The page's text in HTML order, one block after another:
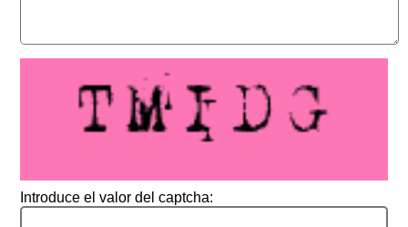
Introduce el valor del captcha: